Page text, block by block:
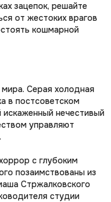
зацепок, решайте
от жестоких врагов
кошмарной
Серая холодная
в постсоветском
нечестивый
управляют
с глубоким
позаимствованы из
Стржалковского
студии